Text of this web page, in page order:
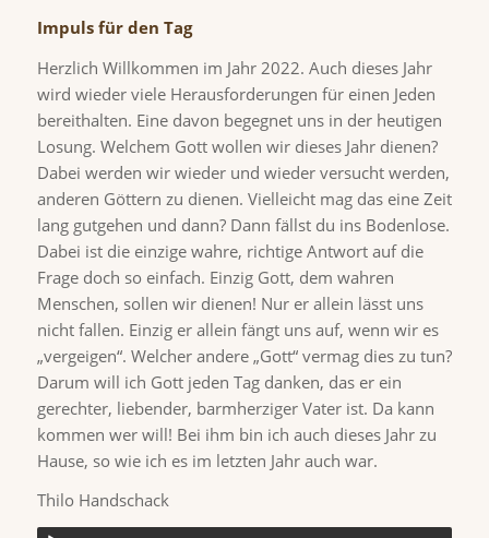
Impuls für den Tag
Herzlich Willkommen im Jahr 2022. Auch dieses Jahr
wird wieder viele Herausforderungen für einen Jeden
bereithalten. Eine davon begegnet uns in der heutigen
Losung. Welchem Gott wollen wir dieses Jahr dienen?
Dabei werden wir wieder und wieder versucht werden,
anderen Göttern zu dienen. Vielleicht mag das eine Zeit
lang gutgehen und dann? Dann fällst du ins Bodenlose.
Dabei ist die einzige wahre, richtige Antwort auf die
Frage doch so einfach. Einzig Gott, dem wahren
Menschen, sollen wir dienen! Nur er allein lässt uns
nicht fallen. Einzig er allein fängt uns auf, wenn wir es
„vergeigen“. Welcher andere „Gott“ vermag dies zu tun?
Darum will ich Gott jeden Tag danken, das er ein
gerechter, liebender, barmherziger Vater ist. Da kann
kommen wer will! Bei ihm bin ich auch dieses Jahr zu
Hause, so wie ich es im letzten Jahr auch war.
Thilo Handschack